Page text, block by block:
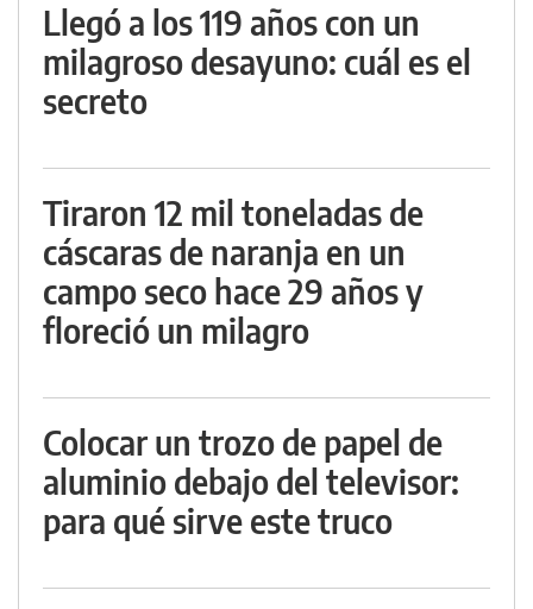
Llegó a los 119 años con un
milagroso desayuno: cuál es el
secreto
Tiraron 12 mil toneladas de
cáscaras de naranja en un
campo seco hace 29 años y
floreció un milagro
Colocar un trozo de papel de
aluminio debajo del televisor:
para qué sirve este truco